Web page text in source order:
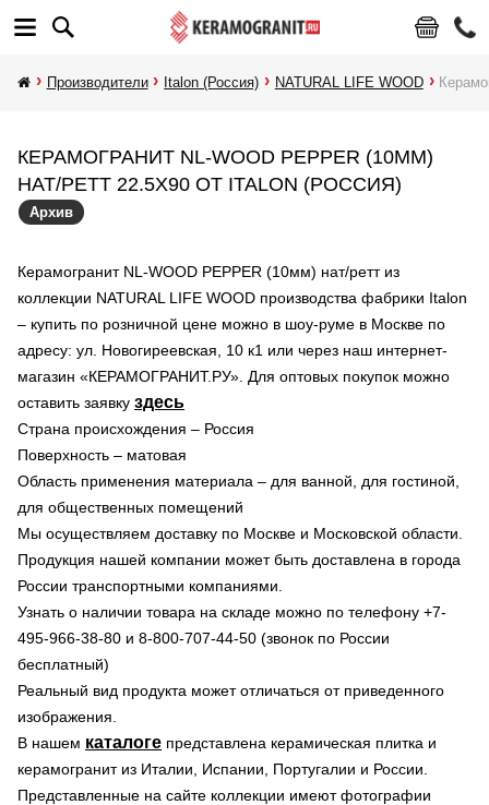
Производители Italon (Россия) NATURAL LIFE WOOD
КЕРАМОГРАНИТ NL-WOOD PEPPER (10ММ)
НАТ/РЕТТ 22.5X90 ОТ ITALON (РОССИЯ)
Архив
Керамогранит NL-WOOD PEPPER (10мм) нат/ретт из
коллекции NATURAL LIFE WOOD производства фабрики Italon
– купить по розничной цене можно в шоу-руме в Москве по
адресу: ул. Новогиреевская, 10 к1 или через наш интернет-
магазин «КЕРАМОГРАНИТ.РУ». Для оптовых покупок можно
оставить заявку здесь
Страна происхождения – Россия
Поверхность – матовая
Область применения материала – для ванной, для гостиной,
для общественных помещений
Мы осуществляем доставку по Москве и Московской области.
Продукция нашей компании может быть доставлена в города
России транспортными компаниями.
Узнать о наличии товара на складе можно по телефону +7-
495-966-38-80 и 8-800-707-44-50 (звонок по России
бесплатный)
Реальный вид продукта может отличаться от приведенного
изображения.
В нашем каталоге представлена керамическая плитка и
керамогранит из Италии, Испании, Португалии и России.
Представленные на сайте коллекции имеют фотографии